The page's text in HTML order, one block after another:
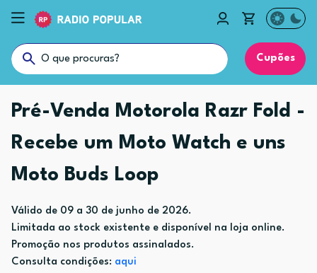
Cupões
Pré-Venda Motorola Razr Fold -
Recebe um Moto Watch e uns
Moto Buds Loop
Válido de 09 a 30 de junho de 2026.
Limitada ao stock existente e disponível na loja online.
Promoção nos produtos assinalados.
Consulta condições: aqui